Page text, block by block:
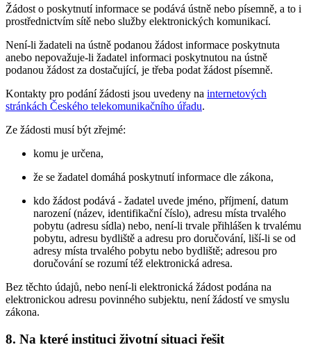
Žádost o poskytnutí informace se podává ústně nebo písemně, a to i
prostřednictvím sítě nebo služby elektronických komunikací.
Není-li žadateli na ústně podanou žádost informace poskytnuta
anebo nepovažuje-li žadatel informaci poskytnutou na ústně
podanou žádost za dostačující, je třeba podat žádost písemně.
Kontakty pro podání žádosti jsou uvedeny na internetových
stránkách Českého telekomunikačního úřadu.
Ze žádosti musí být zřejmé:
komu je určena,
že se žadatel domáhá poskytnutí informace dle zákona,
kdo žádost podává - žadatel uvede jméno, příjmení, datum
narození (název, identifikační číslo), adresu místa trvalého
pobytu (adresu sídla) nebo, není-li trvale přihlášen k trvalému
pobytu, adresu bydliště a adresu pro doručování, liší-li se od
adresy místa trvalého pobytu nebo bydliště; adresou pro
doručování se rozumí též elektronická adresa.
Bez těchto údajů, nebo není-li elektronická žádost podána na
elektronickou adresu povinného subjektu, není žádostí ve smyslu
zákona.
8. Na které instituci životní situaci řešit